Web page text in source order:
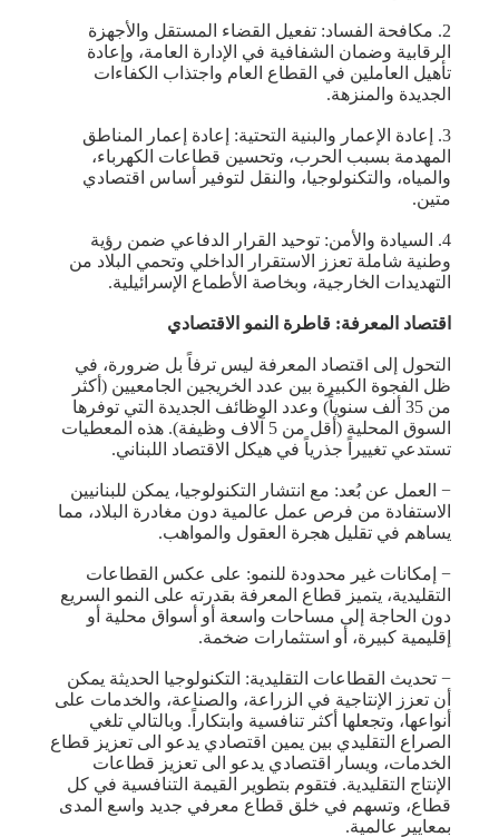
2. مكافحة الفساد: تفعيل القضاء المستقل والأجهزة
الرقابية وضمان الشفافية في الإدارة العامة، وإعادة
تأهيل العاملين في القطاع العام واجتذاب الكفاءات
الجديدة والمنزهة.
3. إعادة الإعمار والبنية التحتية: إعادة إعمار المناطق
المهدمة بسبب الحرب، وتحسين قطاعات الكهرباء،
والمياه، والتكنولوجيا، والنقل لتوفير أساس اقتصادي
متين.
4. السيادة والأمن: توحيد القرار الدفاعي ضمن رؤية
وطنية شاملة تعزز الاستقرار الداخلي وتحمي البلاد من
التهديدات الخارجية، وبخاصة الأطماع الإسرائيلية.
اقتصاد المعرفة: قاطرة النمو الاقتصادي
التحول إلى اقتصاد المعرفة ليس ترفاً بل ضرورة، في
ظل الفجوة الكبيرة بين عدد الخريجين الجامعيين (أكثر
من 35 ألف سنوياً) وعدد الوظائف الجديدة التي توفرها
السوق المحلية (أقل من 5 آلاف وظيفة). هذه المعطيات
تستدعي تغييراً جذرياً في هيكل الاقتصاد اللبناني.
− العمل عن بُعد: مع انتشار التكنولوجيا، يمكن للبنانيين
الاستفادة من فرص عمل عالمية دون مغادرة البلاد، مما
يساهم في تقليل هجرة العقول والمواهب.
− إمكانات غير محدودة للنمو: على عكس القطاعات
التقليدية، يتميز قطاع المعرفة بقدرته على النمو السريع
دون الحاجة إلى مساحات واسعة أو أسواق محلية أو
إقليمية كبيرة، أو استثمارات ضخمة.
− تحديث القطاعات التقليدية: التكنولوجيا الحديثة يمكن
أن تعزز الإنتاجية في الزراعة، والصناعة، والخدمات على
أنواعها، وتجعلها أكثر تنافسية وابتكاراً. وبالتالي تلغي
الصراع التقليدي بين يمين اقتصادي يدعو الى تعزيز قطاع
الخدمات، ويسار اقتصادي يدعو الى تعزيز قطاعات
الإنتاج التقليدية. فتقوم بتطوير القيمة التنافسية في كل
قطاع، وتسهم في خلق قطاع معرفي جديد واسع المدى
بمعايير عالمية.